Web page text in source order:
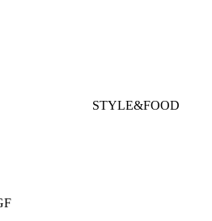
STYLE&FOOD